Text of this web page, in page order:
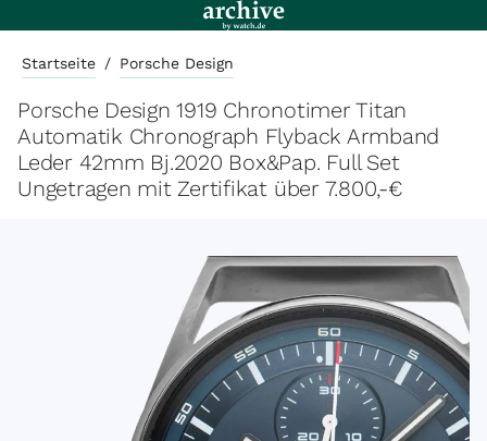
Startseite / Porsche Design
Porsche Design 1919 Chronotimer Titan
Automatik Chronograph Flyback Armband
Leder 42mm Bj.2020 Box&Pap. Full Set
Ungetragen mit Zertifikat über 7.800,-€